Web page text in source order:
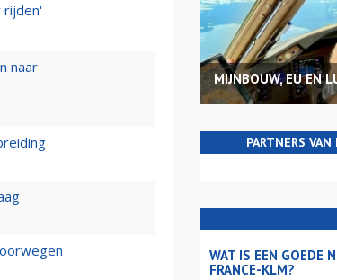
rijden'
naar
MIJNBOUW, EU EN
PARTNERS
WAT IS EEN GOEDE
FRANCE-KLM?